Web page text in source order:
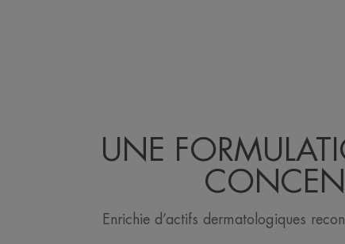
UNE
Enrichie d’actifs dermatologiques